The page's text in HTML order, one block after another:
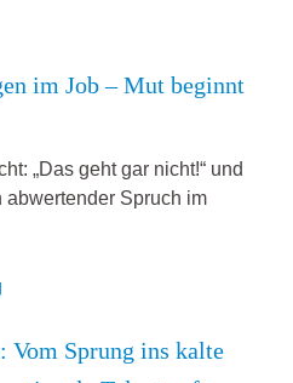
im Job – Mut beginnt
„Das geht gar nicht!“ und
abwertender Spruch im
Vom Sprung ins kalte